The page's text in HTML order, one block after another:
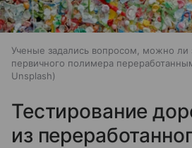
Ученые задались вопросом, можно ли
первичного полимера
Unsplash
Тестирование
из